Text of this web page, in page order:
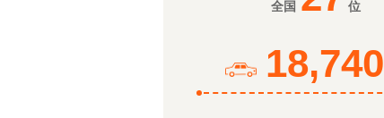
全国 位
18,740